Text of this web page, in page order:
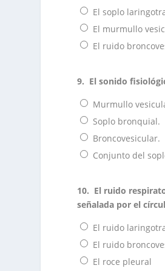
El soplo
El murmullo
El ruido
9. El sonido
Murmullo
Soplo bronquial.
Broncovesicular.
Conjunto del
10. El ruido
señalada por el
El ruido
El ruido
El roce pleural